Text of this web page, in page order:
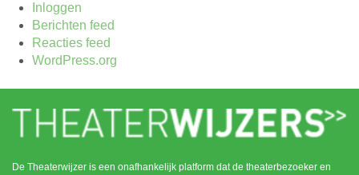
Inloggen
Berichten feed
Reacties feed
WordPress.org
De Theaterwijzer is een onafhankelijk platform dat de theaterbezoeker en